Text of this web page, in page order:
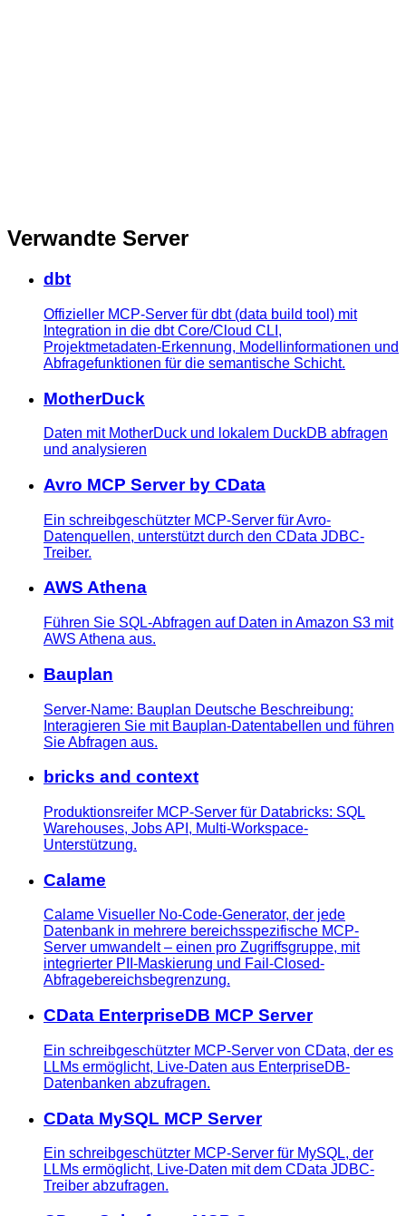
Verwandte Server
dbt
Offizieller MCP-Server für dbt (data build tool) mit
Integration in die dbt Core/Cloud CLI,
Projektmetadaten-Erkennung, Modellinformationen und
Abfragefunktionen für die semantische Schicht.
MotherDuck
Daten mit MotherDuck und lokalem DuckDB abfragen
und analysieren
Avro MCP Server by CData
Ein schreibgeschützter MCP-Server für Avro-
Datenquellen, unterstützt durch den CData JDBC-
Treiber.
AWS Athena
Führen Sie SQL-Abfragen auf Daten in Amazon S3 mit
AWS Athena aus.
Bauplan
Server-Name: Bauplan Deutsche Beschreibung:
Interagieren Sie mit Bauplan-Datentabellen und führen
Sie Abfragen aus.
bricks and context
Produktionsreifer MCP-Server für Databricks: SQL
Warehouses, Jobs API, Multi-Workspace-
Unterstützung.
Calame
Calame Visueller No-Code-Generator, der jede
Datenbank in mehrere bereichsspezifische MCP-
Server umwandelt – einen pro Zugriffsgruppe, mit
integrierter PII-Maskierung und Fail-Closed-
Abfragebereichsbegrenzung.
CData EnterpriseDB MCP Server
Ein schreibgeschützter MCP-Server von CData, der es
LLMs ermöglicht, Live-Daten aus EnterpriseDB-
Datenbanken abzufragen.
CData MySQL MCP Server
Ein schreibgeschützter MCP-Server für MySQL, der
LLMs ermöglicht, Live-Daten mit dem CData JDBC-
Treiber abzufragen.